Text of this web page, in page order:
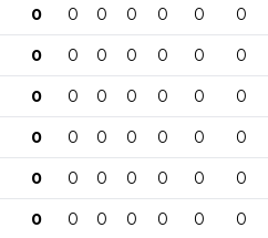
0 0 0 0 0 0 0
0 0 0 0 0 0 0
0 0 0 0 0 0 0
0 0 0 0 0 0 0
0 0 0 0 0 0 0
0 0 0 0 0 0 0